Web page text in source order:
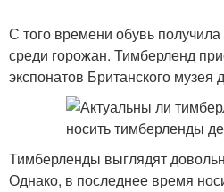
С того времени обувь
среди горожан. Тимберленд
экспонатов Британского музея
Тимберленды выглядят
Однако, в последнее время